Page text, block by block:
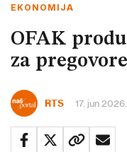
EKONOMIJA
OFAK
za
RTS 17. jun 2026.